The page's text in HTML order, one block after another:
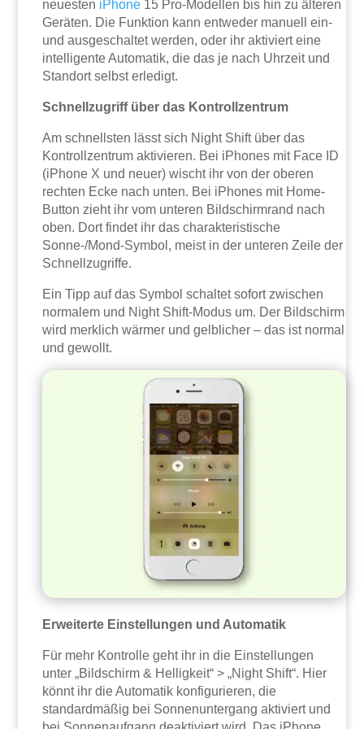
neuesten iPhone 15 Pro-Modellen bis hin zu älteren
Geräten. Die Funktion kann entweder manuell ein-
und ausgeschaltet werden, oder ihr aktiviert eine
intelligente Automatik, die das je nach Uhrzeit und
Standort selbst erledigt.
Schnellzugriff über das Kontrollzentrum
Am schnellsten lässt sich Night Shift über das
Kontrollzentrum aktivieren. Bei iPhones mit Face ID
(iPhone X und neuer) wischt ihr von der oberen
rechten Ecke nach unten. Bei iPhones mit Home-
Button zieht ihr vom unteren Bildschirmrand nach
oben. Dort findet ihr das charakteristische
Sonne-/Mond-Symbol, meist in der unteren Zeile der
Schnellzugriffe.
Ein Tipp auf das Symbol schaltet sofort zwischen
normalem und Night Shift-Modus um. Der Bildschirm
wird merklich wärmer und gelblicher – das ist normal
und gewollt.
Erweiterte Einstellungen und Automatik
Für mehr Kontrolle geht ihr in die Einstellungen
unter „Bildschirm & Helligkeit“ > „Night Shift“. Hier
könnt ihr die Automatik konfigurieren, die
standardmäßig bei Sonnenuntergang aktiviert und